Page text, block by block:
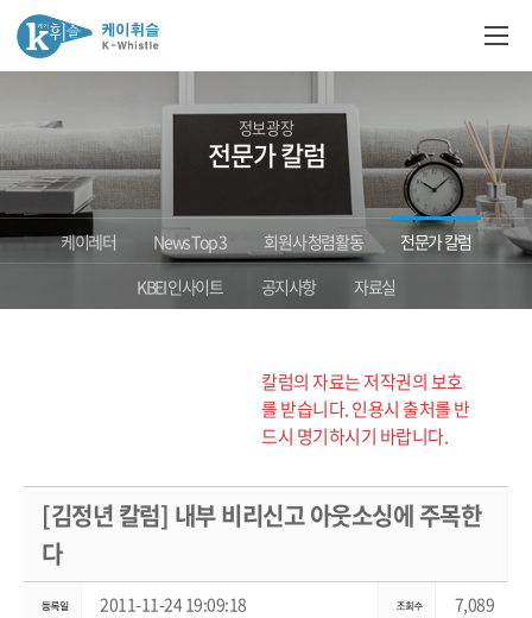
정보광장
전문가 칼럼
케이레터 News Top 3 회원사 청렴활동
전문가 칼럼
KBEI 인사이트
공지사항 자료실
칼럼의 자료는 저작권의 보호
를 받습니다. 인용시 출처를 반
드시 명기하시기 바랍니다.
[김정년 칼럼] 내부 비리신고 아웃소싱에 주목한
다
2011-11-24 19:09:18 7,089